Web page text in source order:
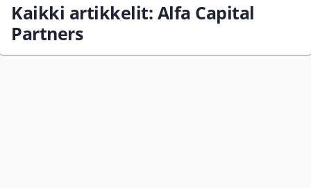
Kaikki artikkelit: Alfa Capital
Partners